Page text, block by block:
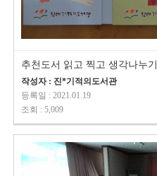
추천도서 읽고 찍고 생각나누기
작성자 : 진*기적의도서관
등록일 : 2021.01.19
조회 : 5,009